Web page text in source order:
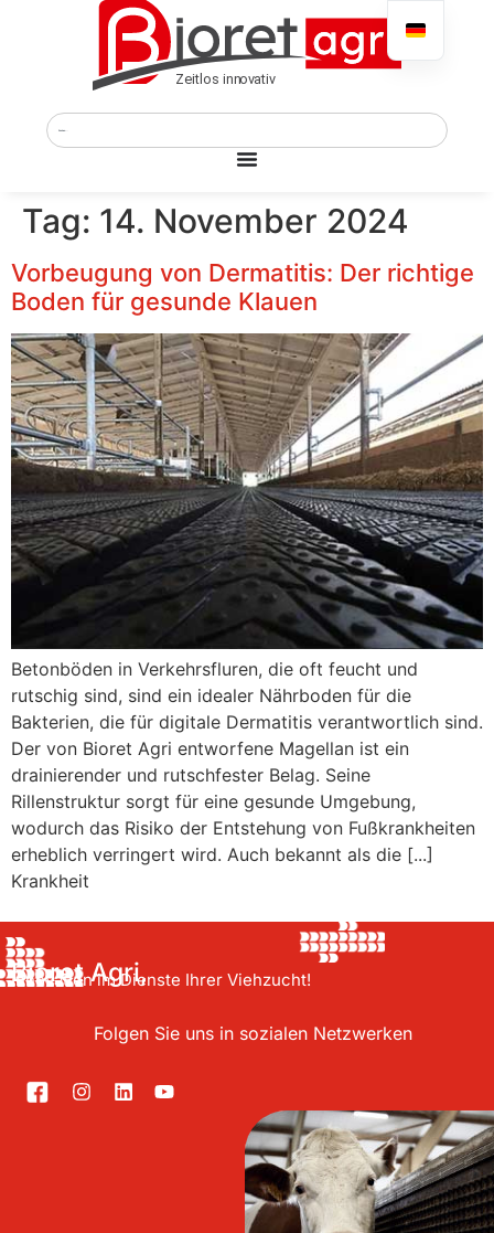
Tag: 14. November 2024
Vorbeugung von Dermatitis: Der richtige
Boden für gesunde Klauen
Betonböden in Verkehrsfluren, die oft feucht und
rutschig sind, sind ein idealer Nährboden für die
Bakterien, die für digitale Dermatitis verantwortlich sind.
Der von Bioret Agri entworfene Magellan ist ein
drainierender und rutschfester Belag. Seine
Rillenstruktur sorgt für eine gesunde Umgebung,
wodurch das Risiko der Entstehung von Fußkrankheiten
erheblich verringert wird. Auch bekannt als die [...]
Krankheit
Bioret Agri,
Innovation im Dienste Ihrer Viehzucht!
Folgen Sie uns in sozialen Netzwerken